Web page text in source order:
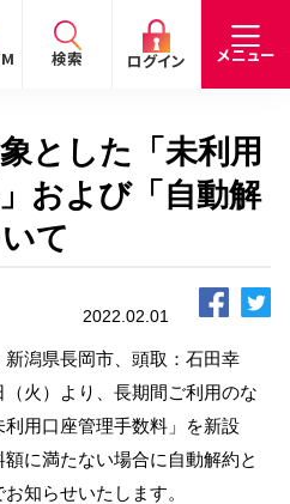
検索 ログイン メニュー
閉じる
金利 お問合わせ
IR情報
採用
情報
閉じる
さま
バンキング
ログイン
用 Web
のお客さま向け）
ログイン
閉じる
とした「未利用
および「自動解
て
2022.02.01
潟県長岡市、頭取：石田幸
火）より、長期間ご利用のな
用口座管理手数料」を新設
に満たない場合に自動解約と
知らせいたします。